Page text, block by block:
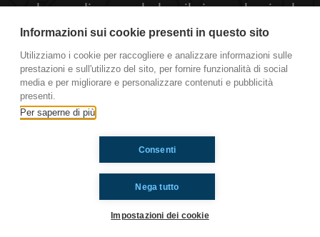
parleremo di come calcolare il pi greco lanciando
parlando anche di quelli che devono uscire
durante il corso di quest’anno.
https://www.radioimmaginaria.it
Cremona
Ti è piaciuto? Condividilo!
Informazioni sui cookie presenti in questo sito
Utilizziamo i cookie per raccogliere e analizzare informazioni sulle
prestazioni e sull'utilizzo del sito, per fornire funzionalità di social
media e per migliorare e personalizzare contenuti e pubblicità
presenti.
Per saperne di più
Nega tutto
Consenti
Impostazioni dei cookie